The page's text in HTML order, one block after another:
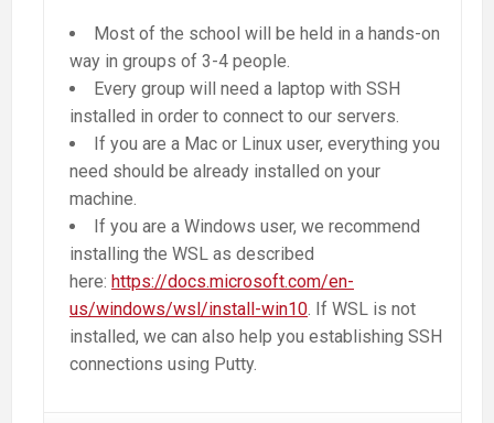
Most of the school will be held in a hands-on
way in groups of 3-4 people.
Every group will need a laptop with SSH
installed in order to connect to our servers.
If you are a Mac or Linux user, everything you
need should be already installed on your
machine.
If you are a Windows user, we recommend
installing the WSL as described
here: https://docs.microsoft.com/en-
us/windows/wsl/install-win10 . If WSL is not
installed, we can also help you establishing SSH
connections using Putty.